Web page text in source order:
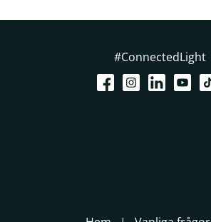
#ConnectedLight